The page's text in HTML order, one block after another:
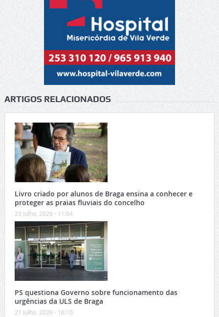
ARTIGOS RELACIONADOS
Livro criado por alunos de Braga ensina a conhecer e
proteger as praias fluviais do concelho
23 Julho, 2026 - 11:04
PS questiona Governo sobre funcionamento das
urgências da ULS de Braga
21 Julho, 2026 - 16:10